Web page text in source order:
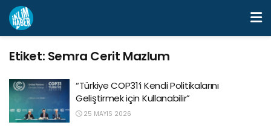
Etiket: Semra Cerit Mazlum
“Türkiye COP31’i Kendi Politikalarını
Geliştirmek için Kullanabilir”
25 MAYIS 2026